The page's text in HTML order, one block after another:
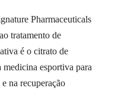
Pharmaceuticals
tratamento de
é o citrato de
esportiva para
na recuperação